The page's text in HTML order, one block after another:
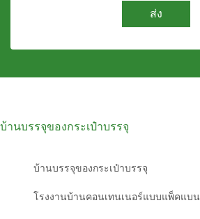
ส่ง
บ้านบรรจุของกระเป๋าบรรจุ
บ้านบรรจุของกระเป๋าบรรจุ
โรงงานบ้านคอนเทนเนอร์แบบแพ็คแบน